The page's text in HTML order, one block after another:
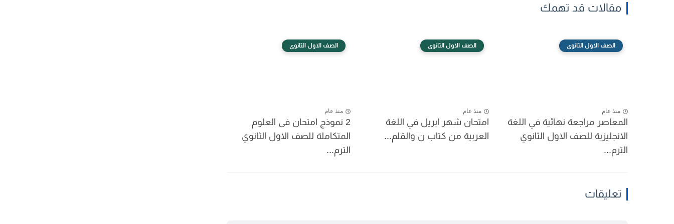
مقالات قد تهمك
الصف الاول الثانوى
منذ عام
المعاصر مراجعة نهائية في اللغة
الانجليزية للصف الاول الثانوي
الترم...
الصف الاول الثانوى
منذ عام
امتحان شهر ابريل في اللغة
العربية من كتاب ن والقلم...
الصف الاول الثانوى
منذ عام
2 نموذج امتحان فى العلوم
المتكاملة للصف الاول الثانوي
الترم...
تعليقات